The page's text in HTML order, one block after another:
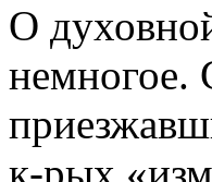
О
немногое.
к-рых